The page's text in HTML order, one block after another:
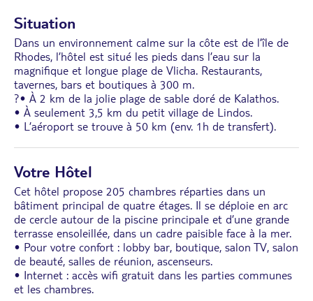
Situation
Dans un environnement calme sur la côte est de l’île de
Rhodes, l’hôtel est situé les pieds dans l’eau sur la
magnifique et longue plage de Vlicha. Restaurants,
tavernes, bars et boutiques à 300 m.
?• À 2 km de la jolie plage de sable doré de Kalathos.
• À seulement 3,5 km du petit village de Lindos.
• L’aéroport se trouve à 50 km (env. 1h de transfert).
Votre Hôtel
Cet hôtel propose 205 chambres réparties dans un
bâtiment principal de quatre étages. Il se déploie en arc
de cercle autour de la piscine principale et d’une grande
terrasse ensoleillée, dans un cadre paisible face à la mer.
• Pour votre confort : lobby bar, boutique, salon TV, salon
de beauté, salles de réunion, ascenseurs.
• Internet : accès wifi gratuit dans les parties communes
et les chambres.